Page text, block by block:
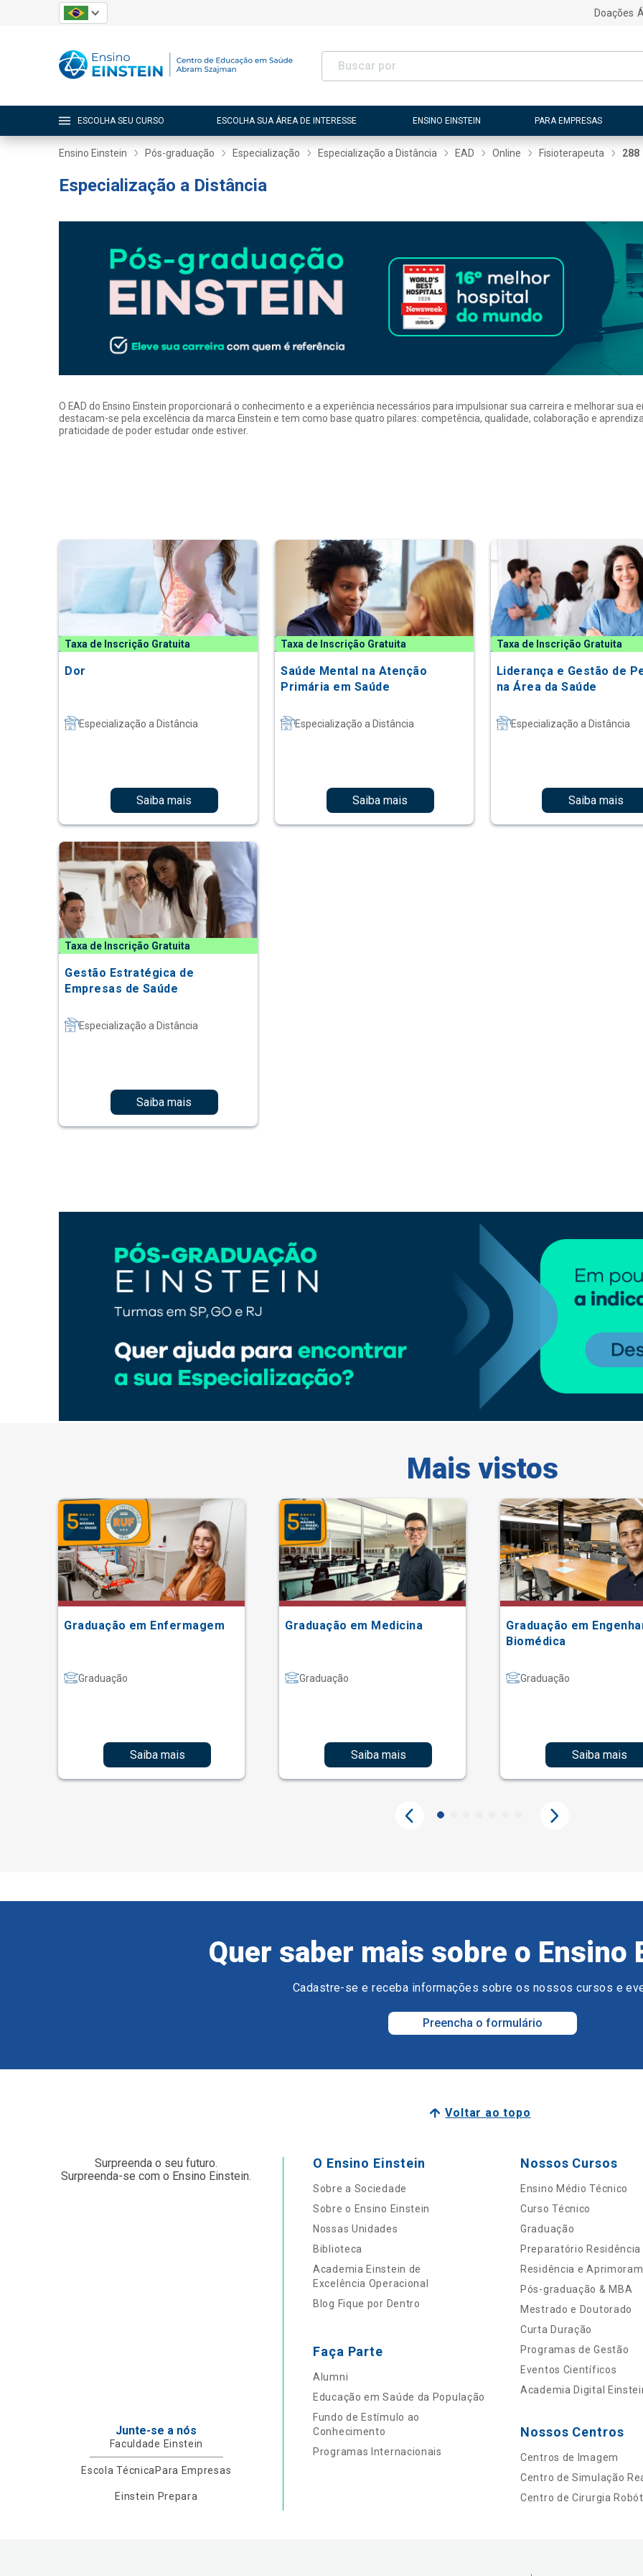
Doações
ESCOLHA SEU CURSO ESCOLHA SUA ÁREA DE INTERESSE ENSINO EINSTEIN PARA EMPRESAS
Ensino Einstein Pós-graduação Especialização Especialização a Distância EAD Online Fisioterapeuta 288
Especialização a Distância
O EAD do Ensino Einstein proporcionará o conhecimento e a experiência necessários para impulsionar sua carreira e melhorar
destacam-se pela excelência da marca Einstein e tem como base quatro pilares: competência, qualidade, colaboração e
praticidade de poder estudar onde estiver.
Taxa de Inscrição Gratuita
Dor
Especialização a Distância
Saiba mais
Taxa de Inscrição Gratuita
Saúde Mental na Atenção
Primária em Saúde
Especialização a Distância
Saiba mais
Taxa de Inscrição Gratuita
Liderança e Gestão de
na Área da Saúde
Especialização a Distância
Saiba mais
Taxa de Inscrição Gratuita
Gestão Estratégica de
Empresas de Saúde
Especialização a Distância
Saiba mais
Mais vistos
Graduação em Enfermagem
Graduação
Saiba mais
Graduação em Medicina
Graduação
Saiba mais
Graduação em
Biomédica
Graduação
Saiba mais
Quer saber mais sobre o Ensino
Cadastre-se e receba informações sobre os nossos cursos e
Preencha o formulário
Voltar ao topo
Surpreenda o seu futuro.
Surpreenda-se com o Ensino Einstein.
Junte-se a nós
Faculdade Einstein
Escola TécnicaPara Empresas
Einstein Prepara
O Ensino Einstein
Sobre a Sociedade
Sobre o Ensino Einstein
Nossas Unidades
Biblioteca
Academia Einstein de
Excelência Operacional
Blog Fique por Dentro
Faça Parte
Alumni
Educação em Saúde da População
Fundo de Estímulo ao
Conhecimento
Programas Internacionais
Nossos Cursos
Ensino Médio Técnico
Curso Técnico
Graduação
Preparatório Residência
Residência e
Pós-graduação & MBA
Mestrado e Doutorado
Curta Duração
Programas de Gestão
Eventos Científicos
Academia Digital
Nossos Centros
Centros de Imagem
Centro de Simulação
Centro de Cirurgia